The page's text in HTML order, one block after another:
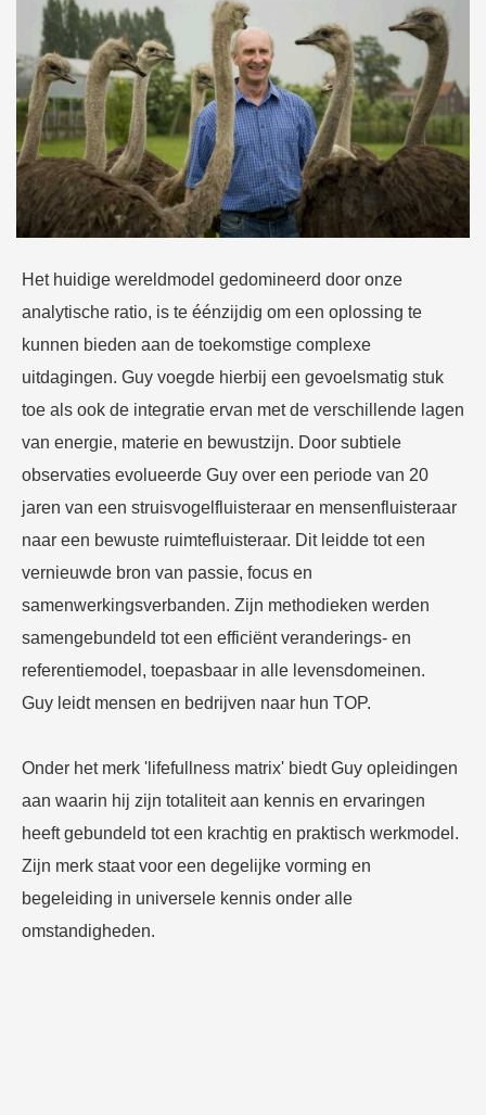
Het huidige wereldmodel gedomineerd door onze
analytische ratio, is te éénzijdig om een oplossing te
kunnen bieden aan de toekomstige complexe
uitdagingen. Guy voegde hierbij een gevoelsmatig stuk
toe als ook de integratie ervan met de verschillende lagen
van energie, materie en bewustzijn. Door subtiele
observaties evolueerde Guy over een periode van 20
jaren van een struisvogelfluisteraar en mensenfluisteraar
naar een bewuste ruimtefluisteraar. Dit leidde tot een
vernieuwde bron van passie, focus en
samenwerkingsverbanden. Zijn methodieken werden
samengebundeld tot een efficiënt veranderings- en
referentiemodel, toepasbaar in alle levensdomeinen.
Guy leidt mensen en bedrijven naar hun TOP.
Onder het merk 'lifefullness matrix' biedt Guy opleidingen
aan waarin hij zijn totaliteit aan kennis en ervaringen
heeft gebundeld tot een krachtig en praktisch werkmodel.
Zijn merk staat voor een degelijke vorming en
begeleiding in universele kennis onder alle
omstandigheden.